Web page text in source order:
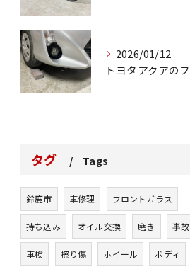
2026/01/12
タグ Tags
鈴鹿市 車修理 フロントガラス
持ち込み オイル交換 磨き 事故
車検 擦り傷 ホイール ボディ